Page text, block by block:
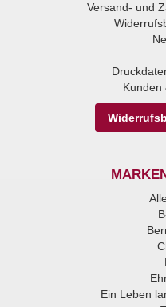
Versand- und
Kunden
Ein Leben